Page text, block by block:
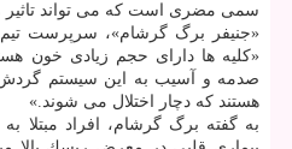
سمی مضری است كه می تواند تاثیر
«جنیفر برگ گرشام»، سرپرست تیم
«كلیه ها دارای حجم زیادی خون
صدمه و آسیب به این سیستم
هستند كه دچار اختلال می شوند.»
به گفته برگ گرشام، افراد مبتلا